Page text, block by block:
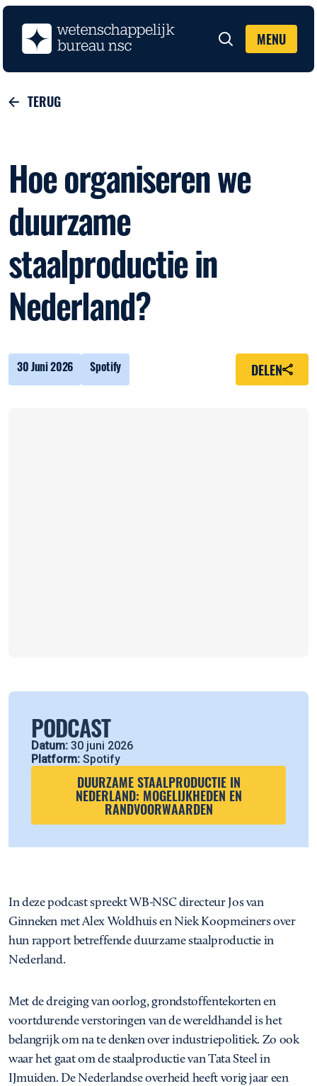
Zoeken MENU
TERUG
Hoe organiseren we
duurzame
staalproductie in
Nederland?
30 Juni 2026 Spotify DELEN
PODCAST
Datum: 30 juni 2026
Platform: Spotify
DUURZAME STAALPRODUCTIE IN
NEDERLAND: MOGELIJKHEDEN EN
RANDVOORWAARDEN
In deze podcast spreekt WB-NSC directeur Jos van
Ginneken met Alex Woldhuis en Niek Koopmeiners over
hun rapport betreffende duurzame staalproductie in
Nederland.
Met de dreiging van oorlog, grondstoffentekorten en
voortdurende verstoringen van de wereldhandel is het
belangrijk om na te denken over industriepolitiek. Zo ook
waar het gaat om de staalproductie van Tata Steel in
IJmuiden. De Nederlandse overheid heeft vorig jaar een